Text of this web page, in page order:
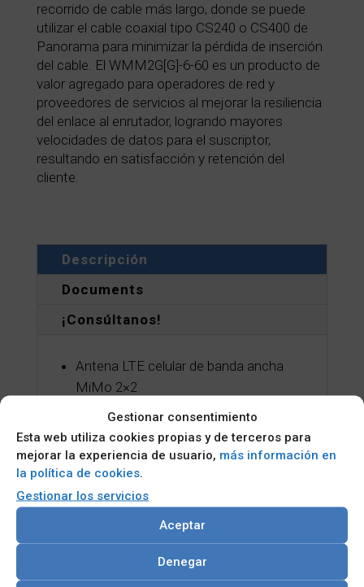
Gestionar consentimiento
Esta web utiliza cookies propias y de terceros para
mejorar la experiencia de usuario, más información en
la política de cookies.
Gestionar los servicios
Aceptar
Denegar
recorrido de cable más largo, donde se puede
utilizar el cable coaxial tipo CS240 o CS400 de
Panorama para minimizar la pérdida de inserción
del cable. El WMM2G[G]-6-60 es un producto de
valor agregado para operadores de red y
proveedores de servicios al mejorar la resiliencia
del enlace al enrutador, logrando mayores
velocidades de datos para el suscriptor,
resultando en satisfacción y retención del
cliente.
Descripción
Documents
¡Consúltanos!
Antena LTE celular de banda ancha
MiMo 2×2
Puede montarse en pared o mástil
Cubre banda ancha de 600-6000
Supera la ganancia máxima de hasta